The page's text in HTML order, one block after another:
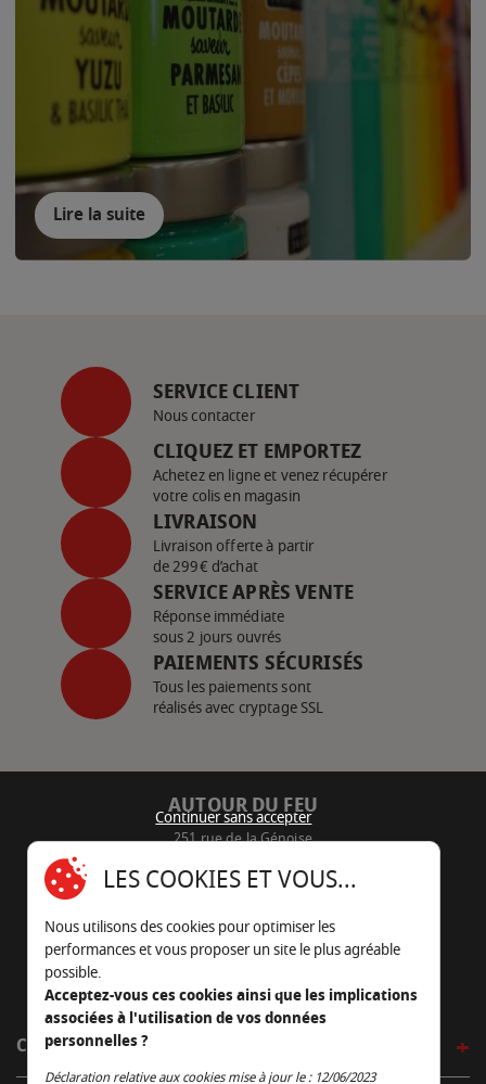
Lire la suite
SERVICE CLIENT
Nous contacter
CLIQUEZ ET EMPORTEZ
Achetez en ligne et venez récupérer
votre colis en magasin
LIVRAISON
Livraison offerte à partir
de 299€ d’achat
SERVICE APRÈS VENTE
Réponse immédiate
sous 2 jours ouvrés
PAIEMENTS SÉCURISÉS
Tous les paiements sont
réalisés avec cryptage SSL
AUTOUR DU FEU
251 rue de la Génoise
05 45 22 98 09
Nous envoyer un e-mail
CÔTÉ OUTDOOR
Continuer sans accepter
LES COOKIES ET VOUS...
Nous utilisons des cookies pour optimiser les
performances et vous proposer un site le plus agréable
possible.
Acceptez-vous ces cookies ainsi que les implications
associées à l'utilisation de vos données
personnelles ?
Déclaration relative aux cookies mise à jour le : 12/06/2023
Continuer sans accepter